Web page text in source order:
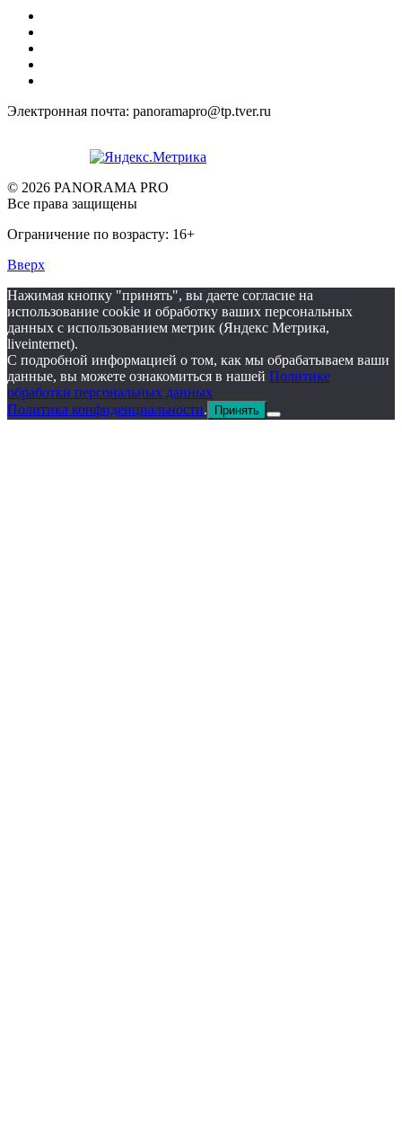
Электронная почта: panoramapro@tp.tver.ru
© 2026 PANORAMA PRO
Все права защищены
Ограничение по возрасту: 16+
Вверх
Нажимая кнопку "принять", вы даете согласие на
использование cookie и обработку ваших персональных
данных с использованием метрик (Яндекс Метрика,
liveinternet).
С подробной информацией о том, как мы обрабатываем ваши
данные, вы можете ознакомиться в нашей Политике
обработки персональных данных
Политика конфиденциальности. Принять